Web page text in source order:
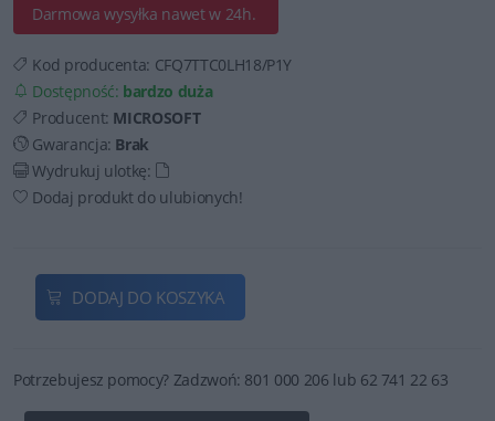
Darmowa wysyłka nawet w 24h.
Kod producenta: CFQ7TTC0LH18/P1Y
Dostępność: bardzo duża
Producent: MICROSOFT
Gwarancja: Brak
Wydrukuj ulotkę:
Dodaj produkt do ulubionych!
DODAJ DO KOSZYKA
Potrzebujesz pomocy? Zadzwoń: 801 000 206 lub 62 741 22 63